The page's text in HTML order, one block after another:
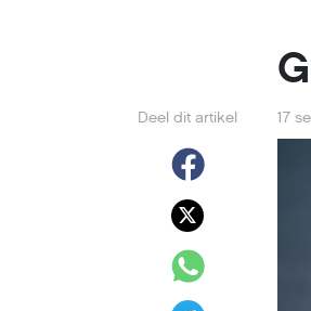
Deel dit artikel 17